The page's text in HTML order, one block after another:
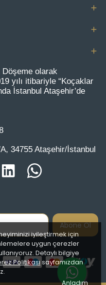
iyileştirmek için
uygun çerezler
Detaylı bilgiye
Politikası sayfamızdan
Anladım
Döşeme olarak
yılı itibariyle “Koçaklar
İstanbul Ataşehir’de
34755 Ataşehir/İstanbul
Abone Ol